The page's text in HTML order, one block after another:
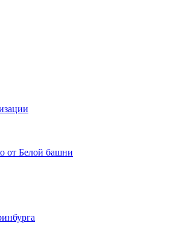
от Белой башни